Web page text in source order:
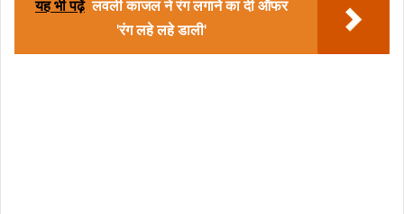
यह भी पढ़ें लवली काजल ने रंग लगाने का दी ऑफर
'रंग लहे लहे डाली'